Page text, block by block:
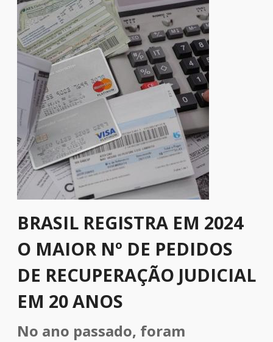
BRASIL REGISTRA EM 2024
O MAIOR Nº DE PEDIDOS
DE RECUPERAÇÃO JUDICIAL
EM 20 ANOS
No ano passado, foram